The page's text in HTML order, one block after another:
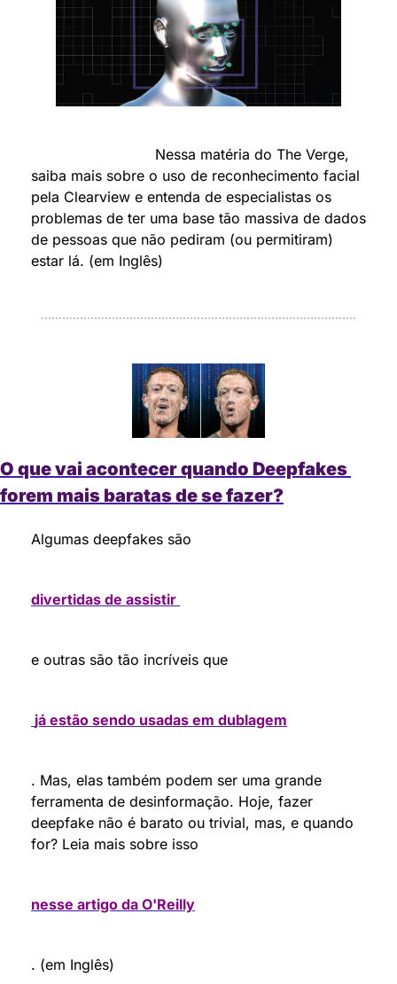
saiba mais sobre o uso de reconhecimento facial
pela Clearview e entenda de especialistas os
problemas de ter uma base tão massiva de dados
de pessoas que não pediram (ou permitiram)
estar lá. (em Inglês)
O que vai acontecer quando Deepfakes
forem mais baratas de se fazer?
Algumas deepfakes são
divertidas de assistir
e outras são tão incríveis que
já estão sendo usadas em dublagem
. Mas, elas também podem ser uma grande
ferramenta de desinformação. Hoje, fazer
deepfake não é barato ou trivial, mas, e quando
for? Leia mais sobre isso
nesse artigo da O'Reilly
. (em Inglês)